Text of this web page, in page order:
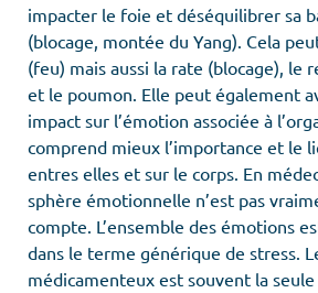
impacter le foie et déséquilibrer sa
(blocage, montée du Yang). Cela
(feu) mais aussi la rate (blocage), le
et le poumon. Elle peut également
impact sur l’émotion associée à
comprend mieux l’importance et le
entres elles et sur le corps. En
sphère émotionnelle n’est pas
compte. L’ensemble des émotions
dans le terme générique de stress.
médicamenteux est souvent la